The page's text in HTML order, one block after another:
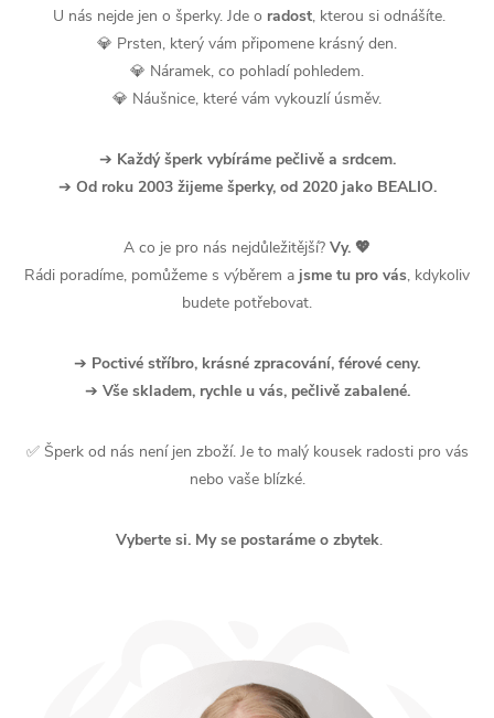
U nás nejde jen o šperky. Jde o radost, kterou si odnášíte.
💎 Prsten, který vám připomene krásný den.
💎 Náramek, co pohladí pohledem.
💎 Náušnice, které vám vykouzlí úsměv.
➔ Každý šperk vybíráme pečlivě a srdcem.
➔ Od roku 2003 žijeme šperky, od 2020 jako BEALIO.
A co je pro nás nejdůležitější? Vy. 💖
Rádi poradíme, pomůžeme s výběrem a jsme tu pro vás, kdykoliv
budete potřebovat.
➔ Poctivé stříbro, krásné zpracování, férové ceny.
➔ Vše skladem, rychle u vás, pečlivě zabalené.
✅ Šperk od nás není jen zboží. Je to malý kousek radosti pro vás
nebo vaše blízké.
Vyberte si. My se postaráme o zbytek.